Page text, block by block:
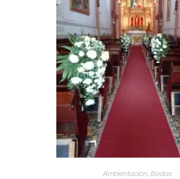
Ambientación Bodas